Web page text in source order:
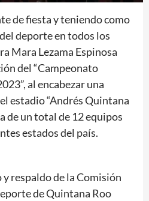
de fiesta y teniendo como
deporte en todos los
Mara Lezama Espinosa
del “Campeonato
al encabezar una
estadio “Andrés Quintana
de un total de 12 equipos
estados del país.
respaldo de la Comisión
de Quintana Roo